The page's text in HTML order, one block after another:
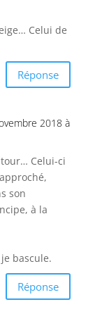
Celui de
Réponse
2018 à
Celui-ci
son
à la
bascule.
Réponse